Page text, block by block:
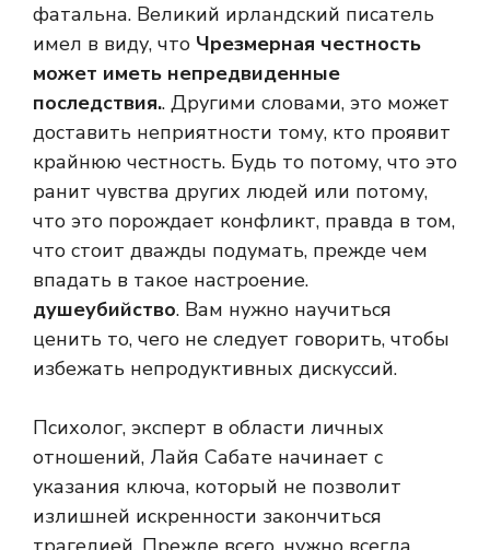
фатальна. Великий ирландский писатель
имел в виду, что Чрезмерная честность
может иметь непредвиденные
последствия.. Другими словами, это может
доставить неприятности тому, кто проявит
крайнюю честность. Будь то потому, что это
ранит чувства других людей или потому,
что это порождает конфликт, правда в том,
что стоит дважды подумать, прежде чем
впадать в такое настроение.
душеубийство. Вам нужно научиться
ценить то, чего не следует говорить, чтобы
избежать непродуктивных дискуссий.
Психолог, эксперт в области личных
отношений, Лайя Сабате начинает с
указания ключа, который не позволит
излишней искренности закончиться